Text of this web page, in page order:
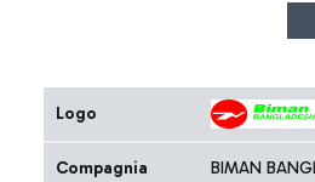
Logo
Compagnia
BIMAN